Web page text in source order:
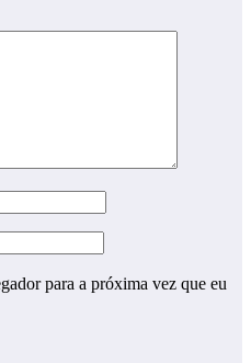
para a próxima vez que eu